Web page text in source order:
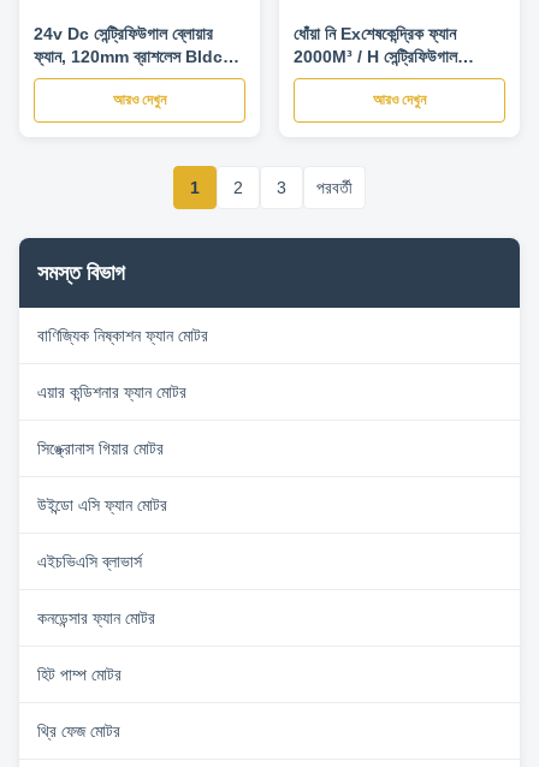
24v Dc সেন্ট্রিফিউগাল ব্লোয়ার
ফ্যান, 120mm ব্রাশলেস Bldc
এক্সহস্ট ফ্যান
আরও দেখুন
ধোঁয়া নি Exশেষকেন্দ্রিক ফ্যান
2000M³ / H সেন্ট্রিফিউগাল
বায়ুচলাচল ভক্ত
আরও দেখুন
1 2 3 পরবর্তী
সমস্ত বিভাগ
বাণিজ্যিক নিষ্কাশন ফ্যান মোটর
এয়ার কন্ডিশনার ফ্যান মোটর
সিঙ্ক্রোনাস গিয়ার মোটর
উইন্ডো এসি ফ্যান মোটর
এইচভিএসি ব্লাভার্স
কনডেন্সার ফ্যান মোটর
হিট পাম্প মোটর
থ্রি ফেজ মোটর